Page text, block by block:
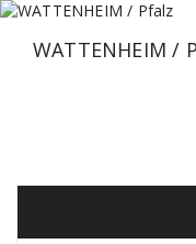
Zum
springenWATTENHEIM /